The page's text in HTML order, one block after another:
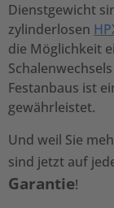
Dienstgewicht
zylinderlosen
die Möglichkeit
Festanbaus ist
gewährleistet.
Und weil Sie
sind jetzt auf
Garantie!